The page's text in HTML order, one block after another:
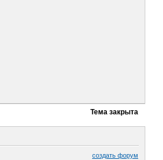
Тема закрыта
создать форум